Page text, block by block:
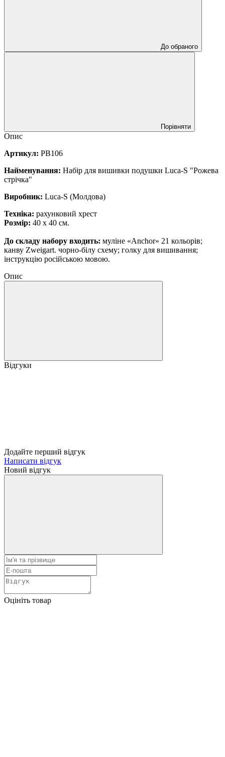
До обраного
Порівняти
Опис
Артикул: PB106
Найменування: Набір для вишивки подушки Luca-S "Рожева
стрічка"
Виробник: Luca-S (Молдова)
Техніка: рахунковий хрест
Розмір: 40 х 40 см.
До складу набору входить: муліне «Anchor» 21 кольорів;
канву Zweigart. чорно-білу схему; голку для вишивання;
інструкцію російською мовою.
Опис
Відгуки
Додайте перший відгук
Написати відгук
Новий відгук
Оцініть товар